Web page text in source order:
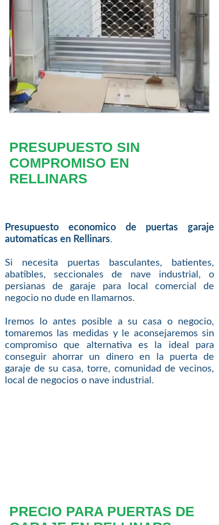
PRESUPUESTO SIN
COMPROMISO EN
RELLINARS
Presupuesto economico de puertas garaje
automaticas en Rellinars.
Si necesita puertas basculantes, batientes,
abatibles, seccionales de nave industrial, o
persianas de garaje para local comercial de
negocio no dude en llamarnos.
Iremos lo antes posible a su casa o negocio,
tomaremos las medidas y le aconsejaremos sin
compromiso que alternativa es la ideal para
conseguir ahorrar un dinero en la puerta de
garaje de su casa, torre, comunidad de vecinos,
local de negocios o nave industrial.
PRECIO PARA PUERTAS DE